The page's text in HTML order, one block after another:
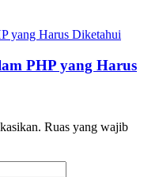
PHP yang Harus
Ruas yang wajib